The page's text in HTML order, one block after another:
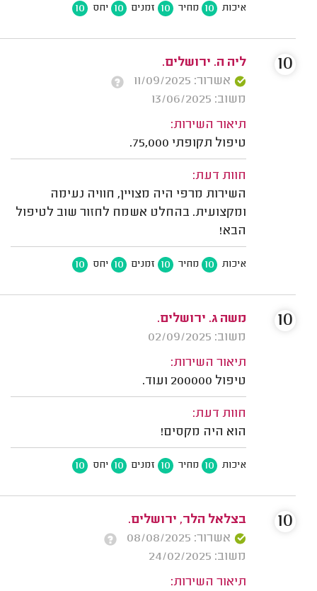
איכות 10 מחיר 10 זמנים 10 יחס 10
ליה ה. ירושלים.
אשרור: 11/09/2025
משוב: 13/06/2025
תיאור השירות:
טיפול תקופתי 75,000.
חוות דעת:
השירות מרפי היה מצויין, חוויה נעימה
ומקצועית. בהחלט אשמח לחזור שוב לטיפול
הבא!
איכות 10 מחיר 10 זמנים 10 יחס 10
10
משה ג. ירושלים.
משוב: 02/09/2025
תיאור השירות:
טיפול 200000 ועוד.
חוות דעת:
הוא היה מקסים!
איכות 10 מחיר 10 זמנים 10 יחס 10
10
בצלאל הלר, ירושלים.
אשרור: 08/08/2025
משוב: 24/02/2025
תיאור השירות:
10